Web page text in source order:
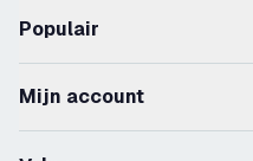
Populair
Mijn account